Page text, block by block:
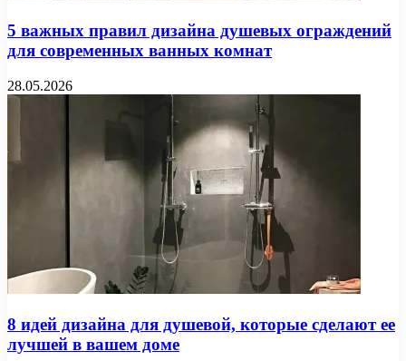
5 важных правил дизайна душевых ограждений
для современных ванных комнат
28.05.2026
8 идей дизайна для душевой, которые сделают ее
лучшей в вашем доме